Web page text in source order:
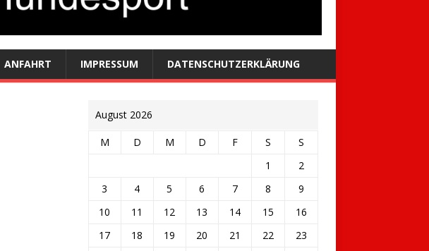
ANFAHRT IMPRESSUM DATENSCHUTZERKLÄRUNG
August 2026
M D M D F S
S
1
2
3
4 5 6 7 8
9
10
11 12 13 14 15
16
17
18 19 20 21 22
23